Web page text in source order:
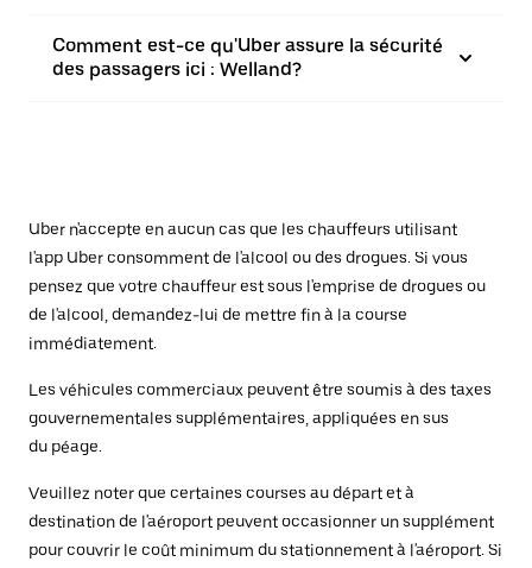
Comment est-ce qu'Uber assure la sécurité
des passagers ici : Welland?
Uber n'accepte en aucun cas que les chauffeurs utilisant
l'app Uber consomment de l'alcool ou des drogues. Si vous
pensez que votre chauffeur est sous l'emprise de drogues ou
de l'alcool, demandez-lui de mettre fin à la course
immédiatement.
Les véhicules commerciaux peuvent être soumis à des taxes
gouvernementales supplémentaires, appliquées en sus
du péage.
Veuillez noter que certaines courses au départ et à
destination de l'aéroport peuvent occasionner un supplément
pour couvrir le coût minimum du stationnement à l'aéroport. Si